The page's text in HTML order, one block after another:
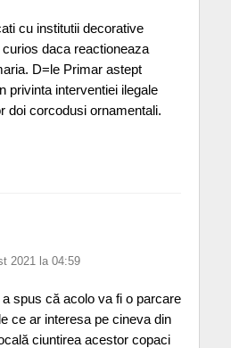
cu institutii decorative
daca reactioneaza
D=le Primar astept
privinta interventiei ilegale
doi corcodusi ornamentali.
2021 la 04:59
spus că acolo va fi o parcare
ce ar interesa pe cineva din
ciuntirea acestor copaci